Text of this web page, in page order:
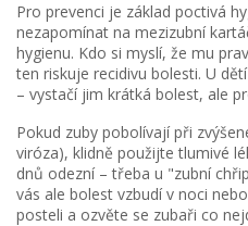
Pro prevenci je základ poctivá
nezapomínat na mezizubní
hygienu. Kdo si myslí, že mu
ten riskuje recidivu bolesti. U
– vystačí jim krátká bolest, ale
Pokud zuby pobolívají při
viróza), klidně použijte tlumivé
dnů odezní – třeba u "zubní
vás ale bolest vzbudí v noci
posteli a ozvěte se zubaři co